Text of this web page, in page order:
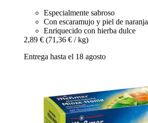
Especialmente sabroso
Con escaramujo y piel de naranja
Enriquecido con hierba dulce
2,89 € (71,36 € / kg)
Entrega hasta el 18 agosto